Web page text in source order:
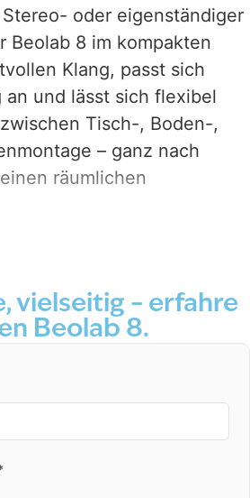
oder eigenständiger
Beolab 8 im kompakten
Klang, passt sich
an und lässt sich flexibel
Tisch-, Boden-,
– ganz nach
räumlichen
Sideboard, elegant an
am Boden oder dezent
beeindruckt er mit
– ein Multitalent, das
Der Beolab 8 fügt sich
vielseitig – erfahre
Beolab 8.